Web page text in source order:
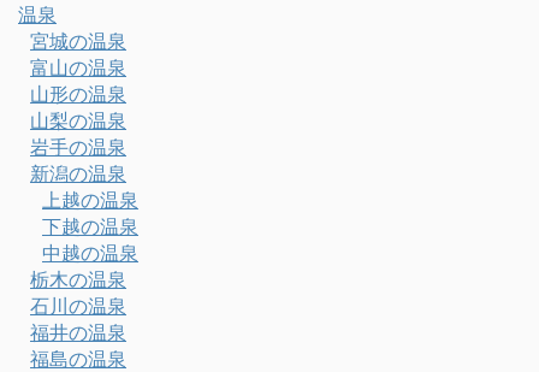
温泉
宮城の温泉
富山の温泉
山形の温泉
山梨の温泉
岩手の温泉
新潟の温泉
上越の温泉
下越の温泉
中越の温泉
栃木の温泉
石川の温泉
福井の温泉
福島の温泉